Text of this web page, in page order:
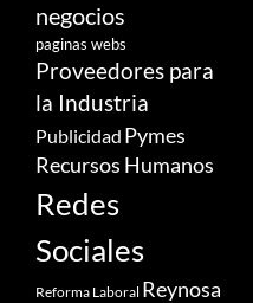
negocios
paginas webs
Proveedores para
la Industria
Publicidad Pymes
Recursos Humanos
Redes
Sociales
Reforma Laboral Reynosa